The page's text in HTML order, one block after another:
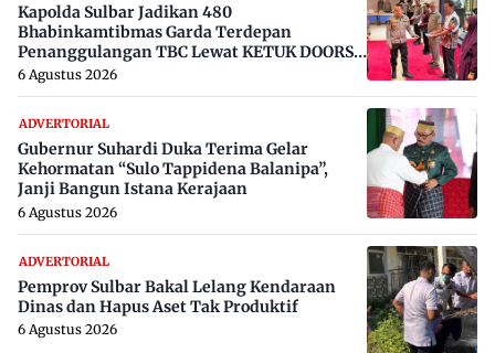
Kapolda Sulbar Jadikan 480
Bhabinkamtibmas Garda Terdepan
Penanggulangan TBC Lewat KETUK DOORS
di 650 Desa
6 Agustus 2026
ADVERTORIAL
Gubernur Suhardi Duka Terima Gelar
Kehormatan “Sulo Tappidena Balanipa”,
Janji Bangun Istana Kerajaan
6 Agustus 2026
ADVERTORIAL
Pemprov Sulbar Bakal Lelang Kendaraan
Dinas dan Hapus Aset Tak Produktif
6 Agustus 2026